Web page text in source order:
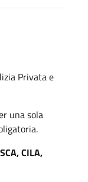
Privata e
una sola
CILA,